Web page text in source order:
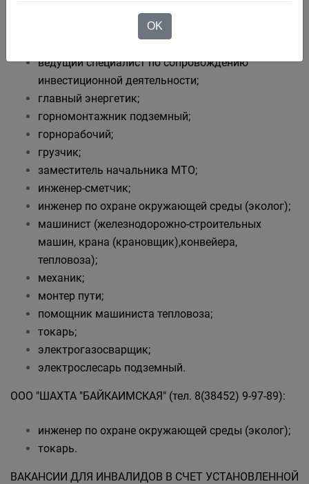
ООО "ШАХТА "ЛИСТВЯЖНАЯ" (тел. 8(38452) 5-00-27, 5-
ведущий специалист по сопровождению
инвестиционной деятельности;
главный энергетик;
горномонтажник подземный;
горнорабочий;
грузчик;
заместитель начальника МТО;
инженер-сметчик;
инженер по охране окружающей среды (эколог);
машинист (железнодорожно-строительных
машин, крана (крановщик),конвейера,
тепловоза);
механик;
монтер пути;
помощник машиниста тепловоза;
токарь;
электрогазосварщик;
электрослесарь подземный.
ООО "ШАХТА "БАЙКАИМСКАЯ" (тел. 8(38452) 9-97-89):
инженер по охране окружающей среды (эколог);
токарь.
ВАКАНСИИ ДЛЯ ИНВАЛИДОВ В СЧЕТ УСТАНОВЛЕННОЙ
OK